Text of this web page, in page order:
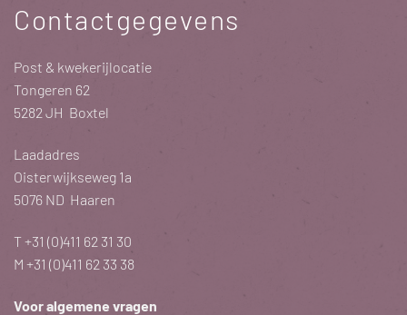
Contactgegevens
Post & kwekerijlocatie
Tongeren 62
5282 JH Boxtel
Laadadres
Oisterwijkseweg 1a
5076 ND Haaren
T+31 (0)411 62 31 30
M +31 (0)411 62 33 38
Voor algemene vragen